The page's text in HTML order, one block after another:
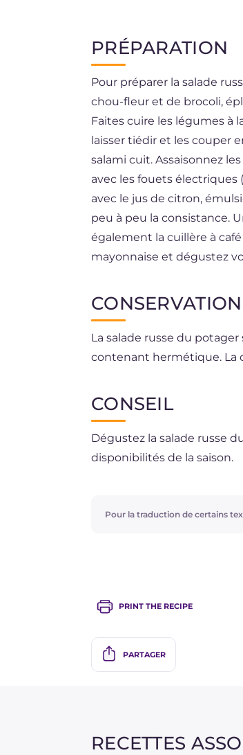
PRÉPARATION
Pour préparer la salade
chou-fleur et de brocoli,
Faites cuire les légumes à
laisser tiédir et les couper
salami cuit. Assaisonnez
avec les fouets
avec le jus de citron,
peu à peu la consistance.
également la cuillère à
mayonnaise et dégustez
CONSERVATION
La salade russe du
contenant hermétique. La
CONSEIL
Dégustez la salade russe
disponibilités de la saison.
Pour la traduction de certains
PRINT THE RECIPE
PARTAGER
RECETTES